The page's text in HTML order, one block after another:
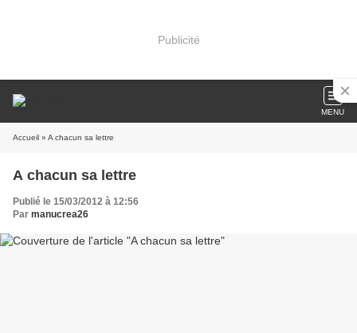
Publicité
MENU
Accueil » A chacun sa lettre
A chacun sa lettre
Publié le 15/03/2012 à 12:56
Par manucrea26